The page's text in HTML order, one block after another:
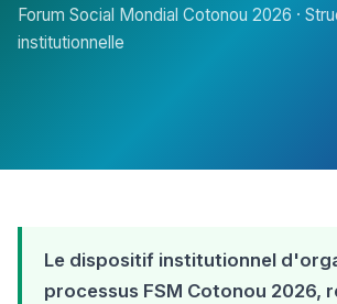
Forum Social Mondial Cotonou 2026 ·
institutionnelle
Le dispositif institutionnel
processus FSM Cotonou 2026,